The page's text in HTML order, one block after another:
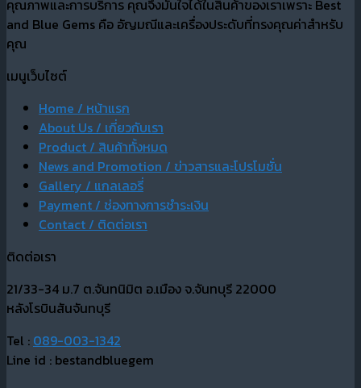
คุณภาพและการบริการ คุณจึงมั่นใจได้ในสินค้าของเราเพราะ Best
and Blue Gems คือ อัญมณีและเครื่องประดับที่ทรงคุณค่าสำหรับ
คุณ
เมนูเว็บไซต์
Home / หน้าแรก
About Us / เกี่ยวกับเรา
Product / สินค้าทั้งหมด
News and Promotion / ข่าวสารและโปรโมชั่น
Gallery / แกลเลอรี่
Payment / ช่องทางการชำระเงิน
Contact / ติดต่อเรา
ติดต่อเรา
21/33-34 ม.7 ต.จันทนิมิต อ.เมือง จ.จันทบุรี 22000
หลังโรบินสันจันทบุรี
Tel : 089-003-1342
Line id : bestandbluegem